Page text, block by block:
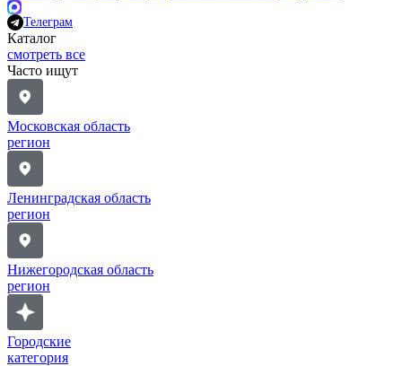
Телеграм
Каталог
смотреть все
Часто ищут
Московская область
регион
Ленинградская область
регион
Нижегородская область
регион
Городские
категория